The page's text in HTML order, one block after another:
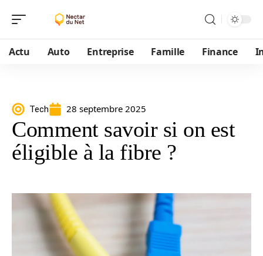
Actu Auto Entreprise Famille Finance
Tech 28 septembre 2025
Comment savoir si on est
éligible à la fibre ?